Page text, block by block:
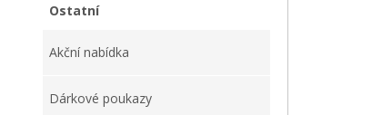
Ostatní
Akční nabídka
Dárkové poukazy